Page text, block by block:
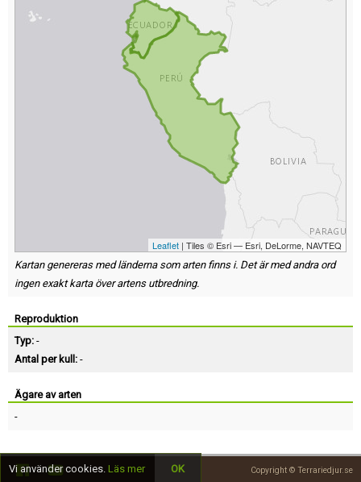
Leaflet | Tiles © Esri — Esri, DeLorme, NAVTEQ
Kartan genereras med länderna som arten finns i. Det är med andra ord
ingen exakt karta över artens utbredning.
Reproduktion
Typ: -
Antal per kull: -
Ägare av arten
-
Copyright © Terrariedjur.se
Vi använder cookies. Läs mer OK